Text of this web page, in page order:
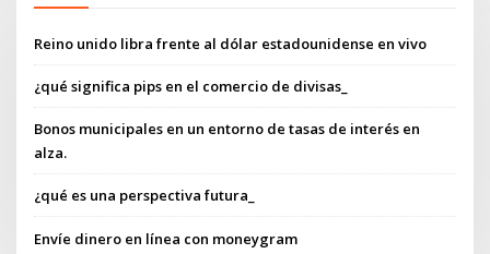
Reino unido libra frente al dólar estadounidense en vivo
¿qué significa pips en el comercio de divisas_
Bonos municipales en un entorno de tasas de interés en
alza.
¿qué es una perspectiva futura_
Envíe dinero en línea con moneygram